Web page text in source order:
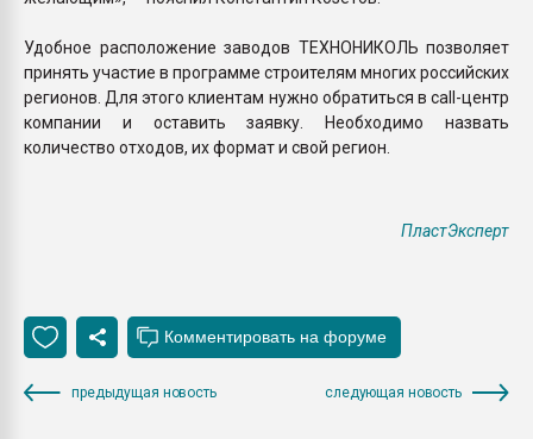
Удобное расположение заводов ТЕХНОНИКОЛЬ позволяет
принять участие в программе строителям многих российских
регионов. Для этого клиентам нужно обратиться в call-центр
компании и оставить заявку. Необходимо назвать
количество отходов, их формат и свой регион.
ПластЭксперт
предыдущая новость следующая новость